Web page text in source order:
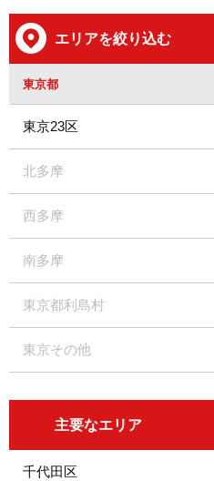
エリアを絞り込む
東京都
東京23区
北多摩
西多摩
南多摩
東京都利島村
東京その他
主要なエリア
千代田区